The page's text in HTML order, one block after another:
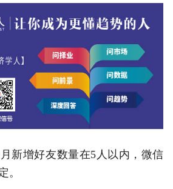
新增好友数量在5人以内，微信
。